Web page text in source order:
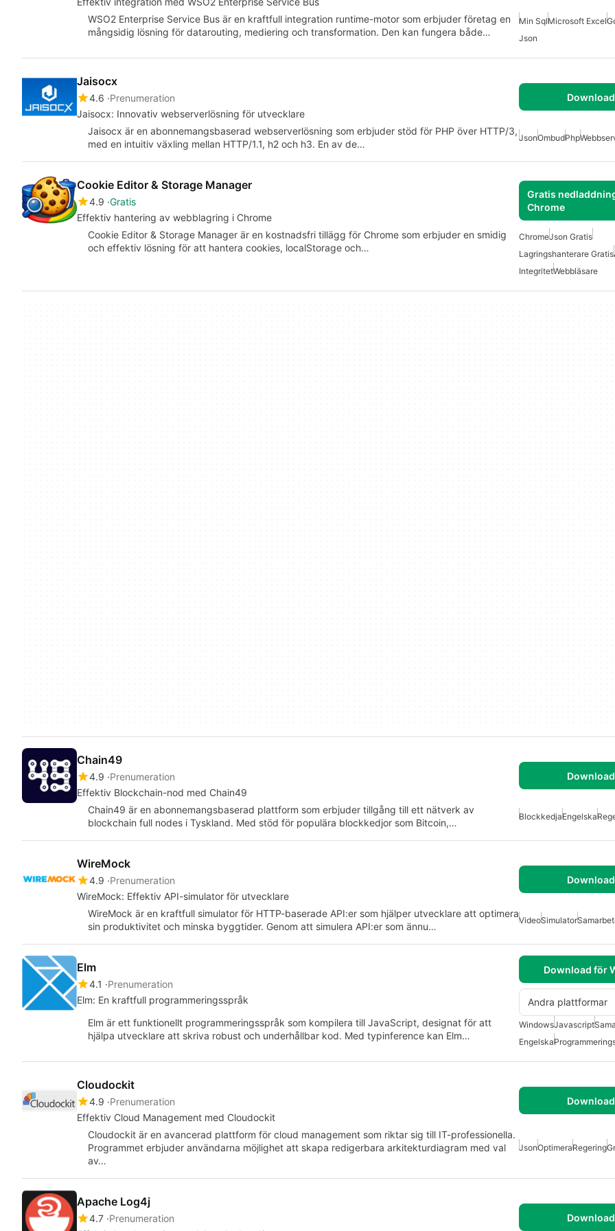
WSO2 Enterprise Service Bus är en kraftfull integration runtime-motor som erbjuder företag en
mångsidig lösning för datarouting, mediering och transformation. Den kan fungera både…
Min SqlMicrosoft Excel
Json
Jaisocx
4.6 Prenumeration
Jaisocx: Innovativ webserverlösning för utvecklare
Jaisocx är en abonnemangsbaserad webserverlösning som erbjuder stöd för PHP över HTTP/3,
med en intuitiv växling mellan HTTP/1.1, h2 och h3. En av de…
JsonOmbudPhp
Cookie Editor & Storage Manager
4.9 Gratis
Effektiv hantering av webblagring i Chrome
Gratis
Chrome
Cookie Editor & Storage Manager är en kostnadsfri tillägg för Chrome som erbjuder en smidig
och effektiv lösning för att hantera cookies, localStorage och…
ChromeJson Gratis
Lagringshanterare Gratis
IntegritetWebbläsare
Chain49
4.9 Prenumeration
Effektiv Blockchain-nod med Chain49
Chain49 är en abonnemangsbaserad plattform som erbjuder tillgång till ett nätverk av
blockchain full nodes i Tyskland. Med stöd för populära blockkedjor som Bitcoin,…
BlockkedjaEngelska
WireMock
4.9 Prenumeration
WireMock: Effektiv API-simulator för utvecklare
WireMock är en kraftfull simulator för HTTP-baserade API:er som hjälper utvecklare att optimera
sin produktivitet och minska byggtider. Genom att simulera API:er som ännu…
VideoSimulator
Elm
4.1
Prenumeration
Elm: En kraftfull programmeringsspråk
Download för
Andra plattformar
Elm är ett funktionellt programmeringsspråk som kompilera till JavaScript, designat för att
hjälpa utvecklare att skriva robust och underhållbar kod. Med typinference kan Elm…
WindowsJavascript
Engelska
Cloudockit
4.9 Prenumeration
Effektiv Cloud Management med Cloudockit
Cloudockit är en avancerad plattform för cloud management som riktar sig till IT-professionella.
Programmet erbjuder användarna möjlighet att skapa redigerbara arkitekturdiagram med val
av…
JsonOptimeraRegering
Apache Log4j
4.7 Prenumeration